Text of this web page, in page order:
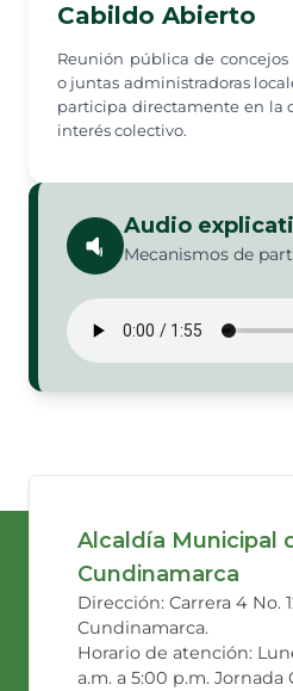
Cabildo Abierto
Reunión pública de
o juntas administradoras
participa directamente en la
interés colectivo.
Audio
Mecanismos de
Alcaldía Municipal
Cundinamarca
Dirección: Carrera 4 No.
Cundinamarca.
Horario de atención:
a.m. a 5:00 p.m. Jornada